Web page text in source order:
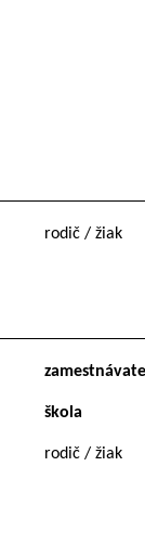
rodič / žiak
škola
rodič / žiak